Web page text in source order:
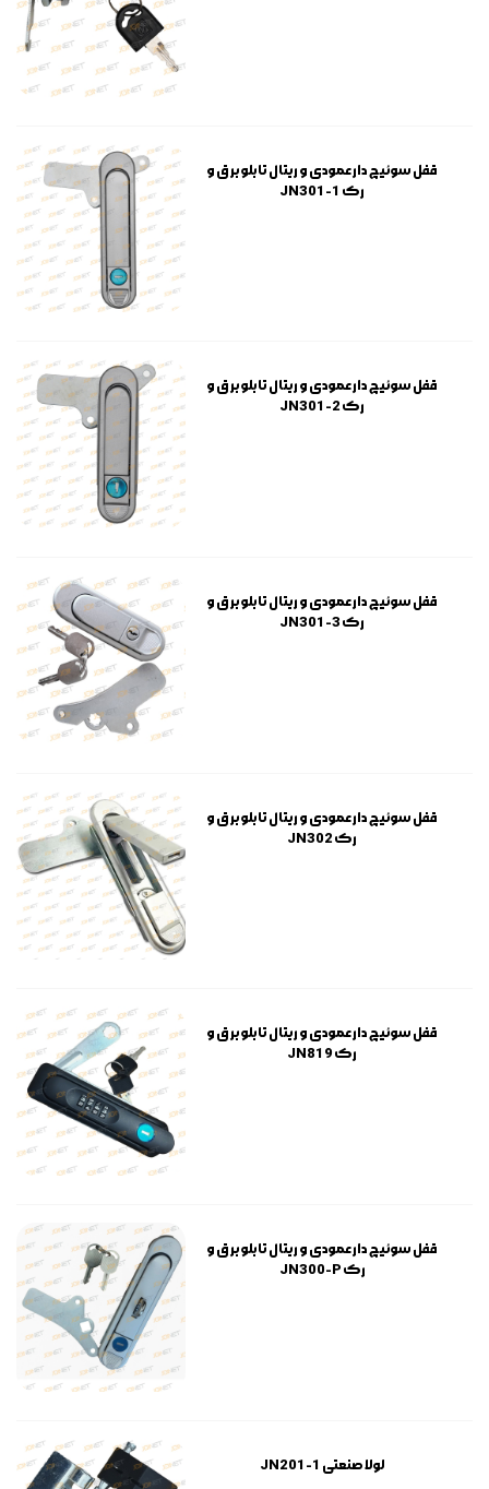
قفل سوئیچ دار عمودی و ریتال تابلو برق و
رک JN301-1
قفل سوئیچ دار عمودی و ریتال تابلو برق و
رک JN301-2
قفل سوئیچ دار عمودی و ریتال تابلو برق و
رک JN301-3
قفل سوئیچ دار عمودی و ریتال تابلو برق و
رک JN302
قفل سوئیچ دار عمودی و ریتال تابلو برق و
رک JN819
قفل سوئیچ دار عمودی و ریتال تابلو برق و
رک JN300-P
لولا صنعتی JN201-1